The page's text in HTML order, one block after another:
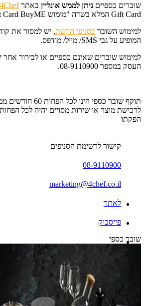
שוברים כספיים ניתן לממש אונליין באתר4Chef
Gift Card המלא בשדה "מימוש Gift Card BuyME".
למימוש השובר בסניפי הרשת
המופיע על גבי SMS/ מייל/ מודפס.
למימוש שוברים שאינם כספיים או לבירור
העסק במספר 08-9110900.
תוקף שובר כספי
הפקתו
קישור לרשימת הסניפים
08-9110900
marketing@4chef.co.il
לאתר
פייסבוק
שובר כספי